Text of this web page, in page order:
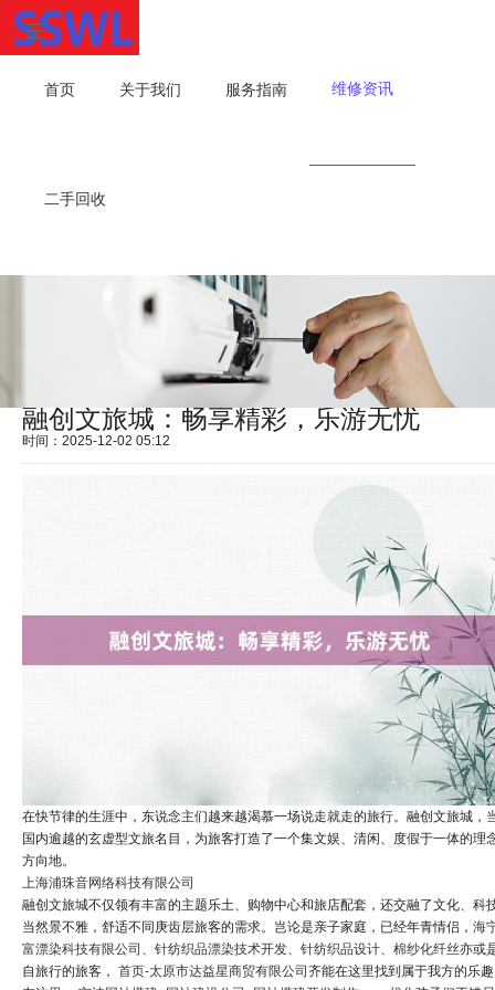
首页 关于我们 服务指南 维修资讯
二手回收
融创文旅城：畅享精彩，乐游无忧
时间：2025-12-02 05:12
在快节律的生涯中，东说念主们越来越渴慕一场说走就走的旅行。融创文旅城，
国内逾越的玄虚型文旅名目，为旅客打造了一个集文娱、清闲、度假于一体的理
方向地。
上海浦珠音网络科技有限公司
融创文旅城不仅领有丰富的主题乐土、购物中心和旅店配套，还交融了文化、科
当然景不雅，舒适不同庚齿层旅客的需求。岂论是亲子家庭，已经年青情侣， 海
富漂染科技有限公司、针纺织品漂染技术开发、针纺织品设计、棉纱化纤丝亦或
自旅行的旅客， 首页-太原市达益星商贸有限公司齐能在这里找到属于我方的乐